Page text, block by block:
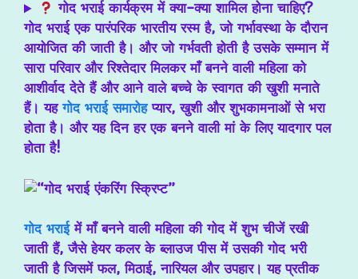
गोद भराई कार्यक्रम में क्या-क्या शामिल होना चाहिए?
गोद भराई एक पारंपरिक भारतीय रस्म है, जो गर्भावस्था के दौरान
आयोजित की जाती है। और जो गर्भवती होती है उसके सम्मान में
सारा परिवार और रिश्तेदार मिलकर माँ बनने वाली महिला को
आशीर्वाद देते हैं और आने वाले बच्चे के स्वागत की खुशी मनाते
हैं। यहगोद भराई समारोहप्यार, खुशी और शुभकामनाओं से भरा
होता है। और यह दिन हर एक बनने वाली मां के लिए यादगार पल
होता है!
गोद भराईमें माँ बनने वाली महिला की गोद में शुभ चीजें रखी
जाती हैं, जैसे हेयर कलर के ब्लाउज पीस में उसकी गोद भरी
जाती है जिसमें फल, मिठाई, नारियल और उपहार। यह प्रतीक